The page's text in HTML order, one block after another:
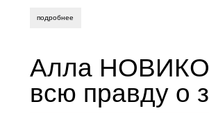
подробнее
Алла
всю правду о